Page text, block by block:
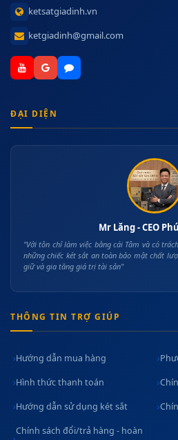
ketsatgiadinh.vn
ketgiadinh@gmail.com
ĐẠI DIỆN
Mr Lăng - CEO
"Với tôn chỉ làm việc bằng cái Tâm và có
những chiếc két sắt an toàn bảo mật chất
giữ và gia tăng giá trị tài sản"
THÔNG TIN TRỢ GIÚP
Hướng dẫn mua hàng
Hình thức thanh toán
Hướng dẫn sử dụng két sắt
Chính sách đổi/trả hàng - hoàn